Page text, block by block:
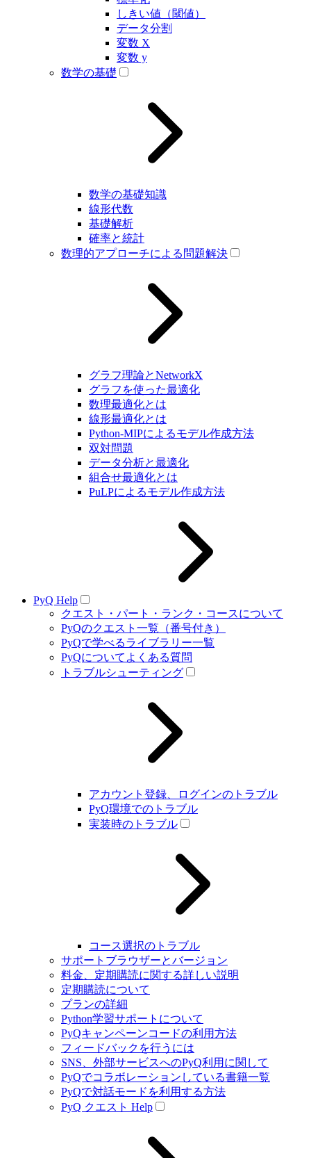
しきい値（閾値）
データ分割
変数 X
変数 y
数学の基礎
数学の基礎知識
線形代数
基礎解析
確率と統計
数理的アプローチによる問題解決
グラフ理論とNetworkX
グラフを使った最適化
数理最適化とは
線形最適化とは
Python-MIPによるモデル作成方法
双対問題
データ分析と最適化
組合せ最適化とは
PuLPによるモデル作成方法
PyQ Help
クエスト・パート・ランク・コースについて
PyQのクエスト一覧（番号付き）
PyQで学べるライブラリー一覧
PyQについてよくある質問
トラブルシューティング
アカウント登録、ログインのトラブル
PyQ環境でのトラブル
実装時のトラブル
コース選択のトラブル
サポートブラウザーとバージョン
料金、定期購読に関する詳しい説明
定期購読について
プランの詳細
Python学習サポートについて
PyQキャンペーンコードの利用方法
フィードバックを行うには
SNS、外部サービスへのPyQ利用に関して
PyQでコラボレーションしている書籍一覧
PyQで対話モードを利用する方法
PyQ クエスト Help